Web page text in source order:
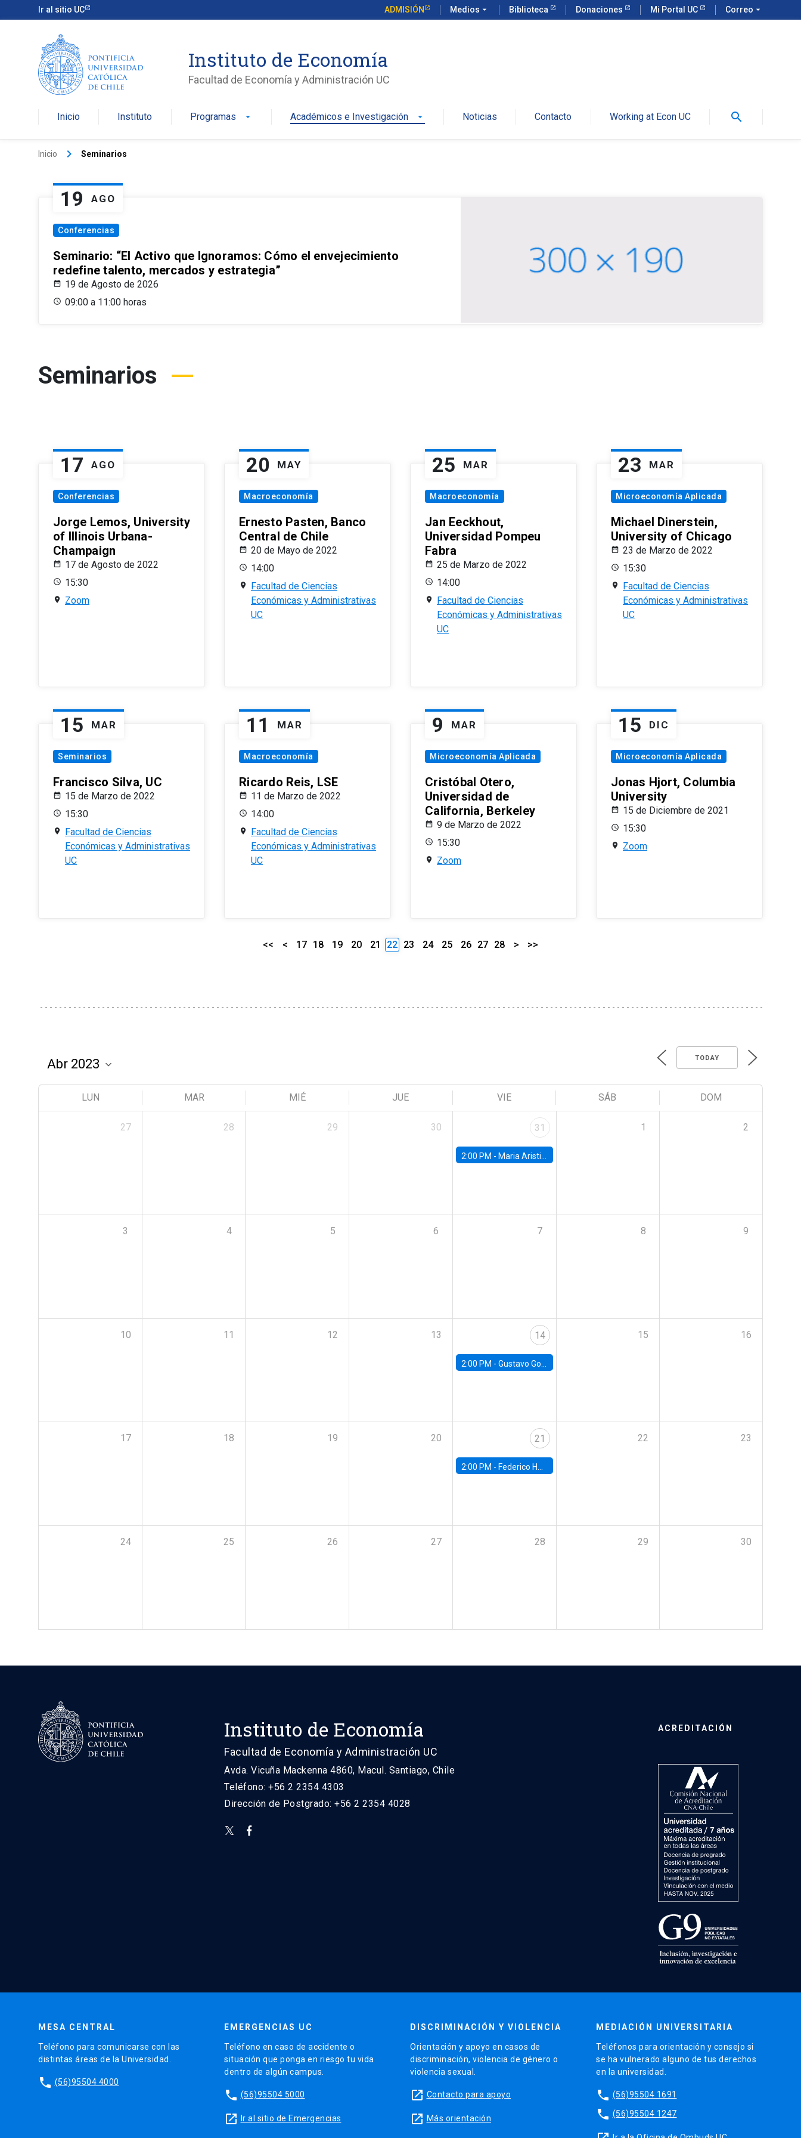
Ir al sitio UC ADMISIÓN Medios arrow_drop_down Biblioteca Donaciones Mi Portal UC Correo arrow_drop_down
Instituto de Economía
Facultad de Economía y Administración UC
Inicio Instituto Programas arrow_drop_down Académicos e Investigación arrow_drop_down Noticias Contacto Working at Econ UC search
Inicio keyboard_arrow_right Seminarios
19 AGO
Conferencias
Seminario: “El Activo que Ignoramos: Cómo el envejecimiento
redefine talento, mercados y estrategia”
19 de Agosto de 2026
09:00 a 11:00 horas
Seminarios
17 AGO
Conferencias
Jorge Lemos, University
of Illinois Urbana-
Champaign
17 de Agosto de 2022
15:30
Zoom
20 MAY
Macroeconomía
Ernesto Pasten, Banco
Central de Chile
20 de Mayo de 2022
14:00
Facultad de Ciencias
Económicas y Administrativas
UC
25 MAR
Macroeconomía
Jan Eeckhout,
Universidad Pompeu
Fabra
25 de Marzo de 2022
14:00
Facultad de Ciencias
Económicas y Administrativas
UC
23 MAR
Microeconomía Aplicada
Michael Dinerstein,
University of Chicago
23 de Marzo de 2022
15:30
Facultad de Ciencias
Económicas y Administrativas
UC
15 MAR
Seminarios
Francisco Silva, UC
15 de Marzo de 2022
15:30
Facultad de Ciencias
Económicas y Administrativas
UC
11 MAR
Macroeconomía
Ricardo Reis, LSE
11 de Marzo de 2022
14:00
Facultad de Ciencias
Económicas y Administrativas
UC
9 MAR
Microeconomía Aplicada
Cristóbal Otero,
Universidad de
California, Berkeley
9 de Marzo de 2022
15:30
Zoom
15 DIC
Microeconomía Aplicada
Jonas Hjort, Columbia
University
15 de Diciembre de 2021
15:30
Zoom
<< < 17 18 19 20 21 22 23 24 25 26 27 28 > >>
TODAY
LUN MAR MIÉ JUE VIE SÁB DOM
27 28 29 30 31
2:00 PM - Maria Aristizabal-Ramirez, FED Board
1 2
3 4 5 6 7 8 9
10 11 12 13 14
2:00 PM - Gustavo González - Banco Central de Chile
15 16
17 18 19 20 21
2:00 PM - Federico Huneeus - Banco Central de Chile
22 23
24 25 26 27 28 29 30
Instituto de Economía
Facultad de Economía y Administración UC
Avda. Vicuña Mackenna 4860, Macul. Santiago, Chile
Teléfono: +56 2 2354 4303
Dirección de Postgrado: +56 2 2354 4028
ACREDITACIÓN
MESA CENTRAL
Teléfono para comunicarse con las
distintas áreas de la Universidad.
phone (56)95504 4000
EMERGENCIAS UC
Teléfono en caso de accidente o
situación que ponga en riesgo tu vida
dentro de algún campus.
phone (56)95504 5000
launch Ir al sitio de Emergencias
DISCRIMINACIÓN Y VIOLENCIA
Orientación y apoyo en casos de
discriminación, violencia de género o
violencia sexual.
launch Contacto para apoyo
launch Más orientación
MEDIACIÓN UNIVERSITARIA
Teléfonos para orientación y consejo si
se ha vulnerado alguno de tus derechos
en la universidad.
phone (56)95504 1691
phone (56)95504 1247